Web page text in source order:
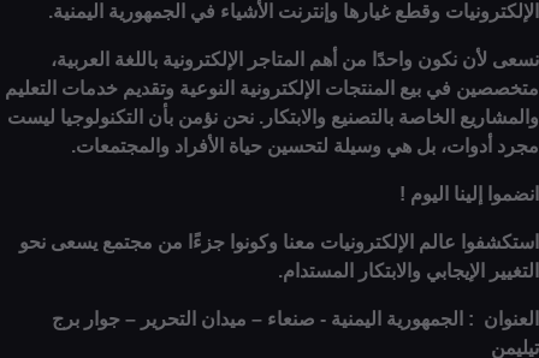
وقطع غيارها وإنترنت الأشياء في الجمهورية اليمنية.
نكون واحدًا من أهم المتاجر الإلكترونية باللغة العربية،
في بيع المنتجات الإلكترونية النوعية وتقديم خدمات التعليم
الخاصة بالتصنيع والابتكار. نحن نؤمن بأن التكنولوجيا ليست
بل هي وسيلة لتحسين حياة الأفراد والمجتمعات.
اليوم !
عالم الإلكترونيات معنا وكونوا جزءًا من مجتمع يسعى نحو
والابتكار المستدام.
: الجمهورية اليمنية - صنعاء – ميدان التحرير – جوار برج